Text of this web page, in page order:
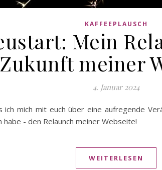
KAFFEEPLAUSCH
Mein
Zukunft meiner
4. Januar 2024
mich mit euch über eine aufregende
- den Relaunch meiner Webseite!
WEITERLESEN